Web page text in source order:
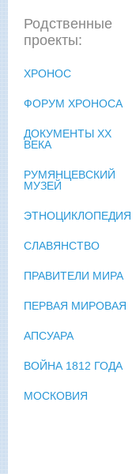
Родственные
проекты:
ХРОНОС
ФОРУМ ХРОНОСА
ДОКУМЕНТЫ XX
ВЕКА
РУМЯНЦЕВСКИЙ
МУЗЕЙ
ЭТНОЦИКЛОПЕДИЯ
СЛАВЯНСТВО
ПРАВИТЕЛИ МИРА
ПЕРВАЯ МИРОВАЯ
АПСУАРА
ВОЙНА 1812 ГОДА
МОСКОВИЯ